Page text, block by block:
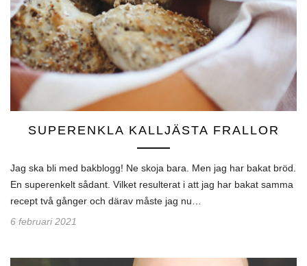
SUPERENKLA KALLJÄSTA FRALLOR
Jag ska bli med bakblogg! Ne skoja bara. Men jag har bakat bröd.
En superenkelt sådant. Vilket resulterat i att jag har bakat samma
recept två gånger och därav måste jag nu…
6 februari 2021